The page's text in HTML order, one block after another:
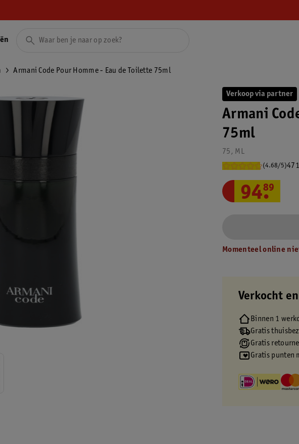
Armani Code Pour Homme - Eau de Toilette 75ml
Verkoop via partner
Armani
75ml
75, ML
(4.68/5)
94.
89
Momenteel online
Verkocht
Binnen 1
Gratis
Gratis
Gratis punten